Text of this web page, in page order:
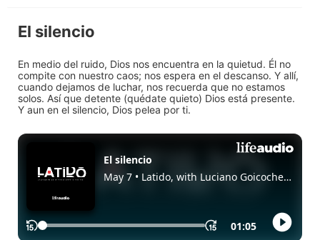
El silencio
En medio del ruido, Dios nos encuentra en la quietud. Él no
compite con nuestro caos; nos espera en el descanso. Y allí,
cuando dejamos de luchar, nos recuerda que no estamos
solos. Así que detente (quédate quieto) Dios está presente.
Y aun en el silencio, Dios pelea por ti.